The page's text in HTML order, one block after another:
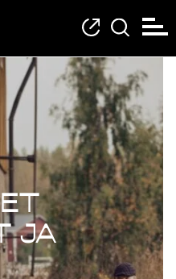
ja